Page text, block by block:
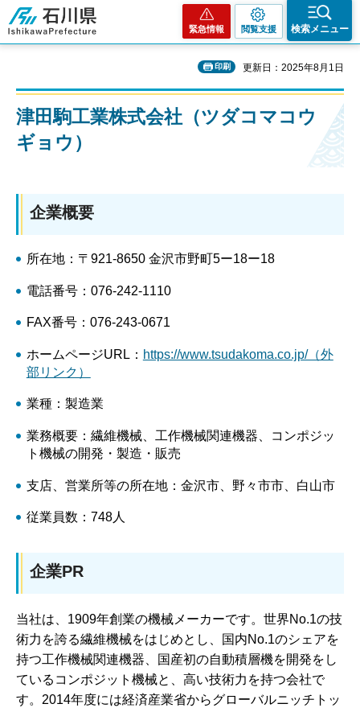
石川県
緊急情報 閲覧支援 検索メニュー
印刷 更新日：2025年8月1日
津田駒工業株式会社（ツダコマコウ
ギョウ）
企業概要
所在地：〒921-8650 金沢市野町5ー18ー18
電話番号：076-242-1110
FAX番号：076-243-0671
ホームページURL： https://www.tsudakoma.co.jp/（外
部リンク）
業種：製造業
業務概要：繊維機械、工作機械関連機器、コンポジッ
ト機械の開発・製造・販売
支店、営業所等の所在地：金沢市、野々市市、白山市
従業員数：748人
企業PR
当社は、1909年創業の機械メーカーです。世界No.1の技
術力を誇る繊維機械をはじめとし、国内No.1のシェアを
持つ工作機械関連機器、国産初の自動積層機を開発をし
ているコンポジット機械と、高い技術力を持つ会社で
す。2014年度には経済産業省からグローバルニッチトッ